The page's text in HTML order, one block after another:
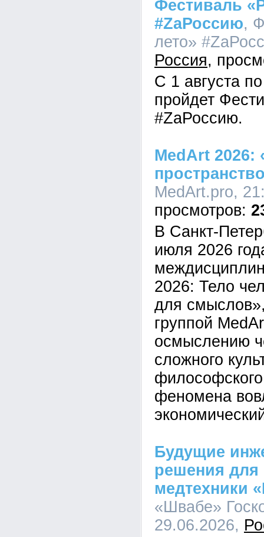
Фестиваль
#ZaРоссию,
лето»
Россия
С 1 августа
пройдет
#ZaРоссию.
MedArt 2026:
MedArt.pro,
В Санкт-
июля 2026
2026: Тело
для
группой
осмыслению
сложного
феномена
Будущие
решения для
медтехники
«Швабе»
29.06.2026,